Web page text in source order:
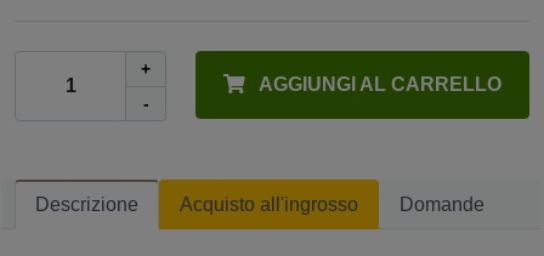
+
-
AGGIUNGI AL CARRELLO
Descrizione Acquisto all'ingrosso Domande